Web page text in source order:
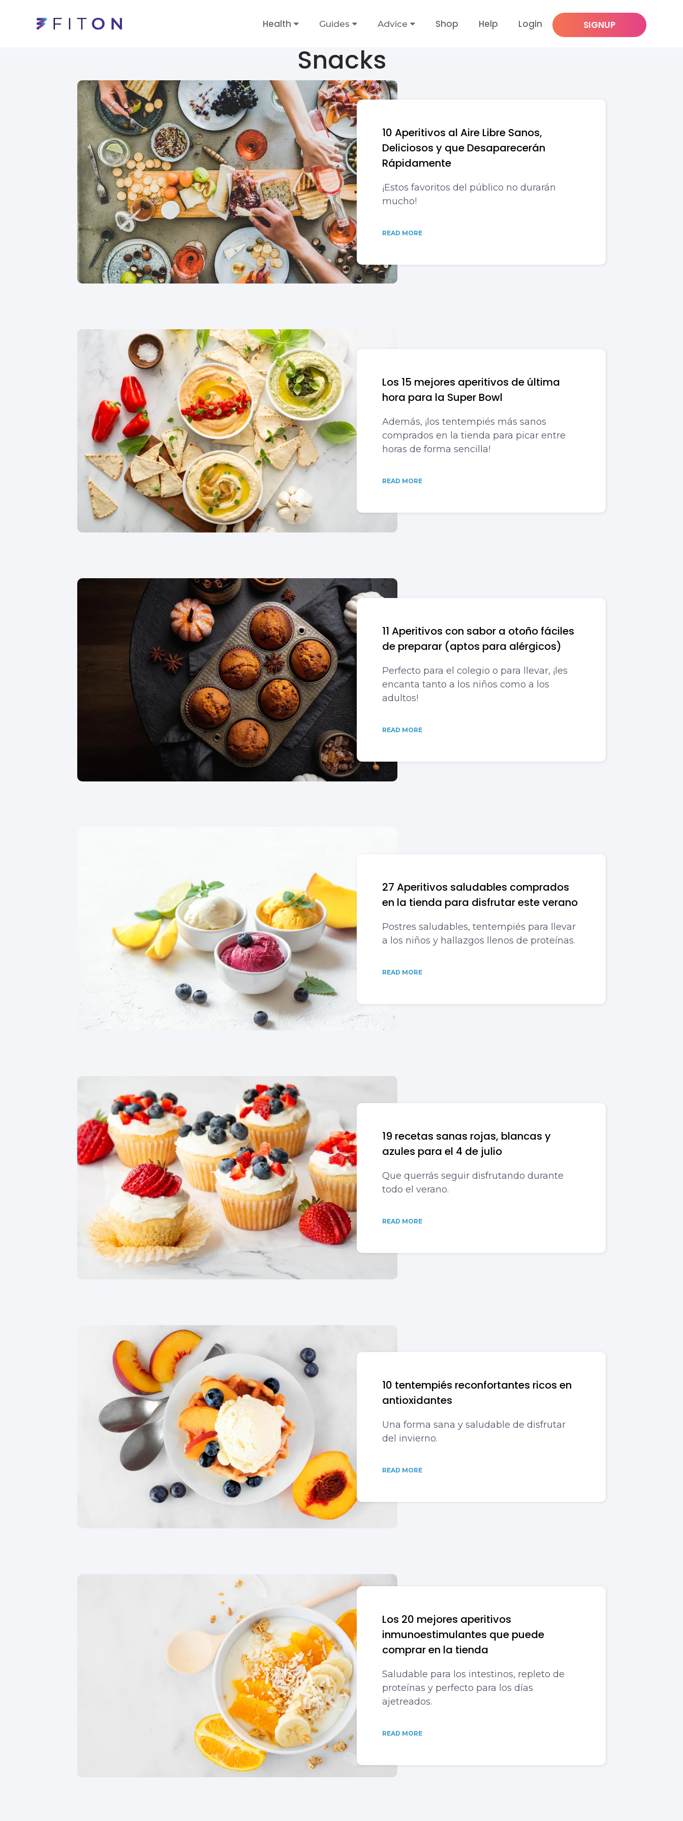
Health Guides Advice Shop Help Login SIGNUP
Snacks
10 Aperitivos al Aire Libre Sanos,
Deliciosos y que Desaparecerán
Rápidamente
¡Estos favoritos del público no durarán
mucho!
READ MORE
Los 15 mejores aperitivos de última
hora para la Super Bowl
Además, ¡los tentempiés más sanos
comprados en la tienda para picar entre
horas de forma sencilla!
READ MORE
11 Aperitivos con sabor a otoño fáciles
de preparar (aptos para alérgicos)
Perfecto para el colegio o para llevar, ¡les
encanta tanto a los niños como a los
adultos!
READ MORE
27 Aperitivos saludables comprados
en la tienda para disfrutar este verano
Postres saludables, tentempiés para llevar
a los niños y hallazgos llenos de proteínas.
READ MORE
19 recetas sanas rojas, blancas y
azules para el 4 de julio
Que querrás seguir disfrutando durante
todo el verano.
READ MORE
10 tentempiés reconfortantes ricos en
antioxidantes
Una forma sana y saludable de disfrutar
del invierno.
READ MORE
Los 20 mejores aperitivos
inmunoestimulantes que puede
comprar en la tienda
Saludable para los intestinos, repleto de
proteínas y perfecto para los días
ajetreados.
READ MORE